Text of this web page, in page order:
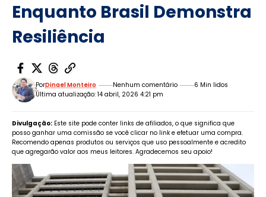
Enquanto Brasil Demonstra
Resiliência
Última atualização: 14 abril, 2026 4:21 pm
PorDinael Monteiro Nenhum comentário 6 Min lidos
Divulgação: Este site pode conter links de afiliados, o que significa que
posso ganhar uma comissão se você clicar no link e efetuar uma compra.
Recomendo apenas produtos ou serviços que uso pessoalmente e acredito
que agregarão valor aos meus leitores. Agradecemos seu apoio!